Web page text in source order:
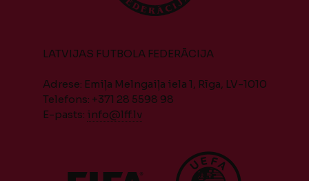
LATVIJAS FUTBOLA FEDERĀCIJA
Adrese: Emiļa Melngaiļa iela 1, Rīga, LV-1010
Telefons: +371 28 5598 98
E-pasts: info@lff.lv